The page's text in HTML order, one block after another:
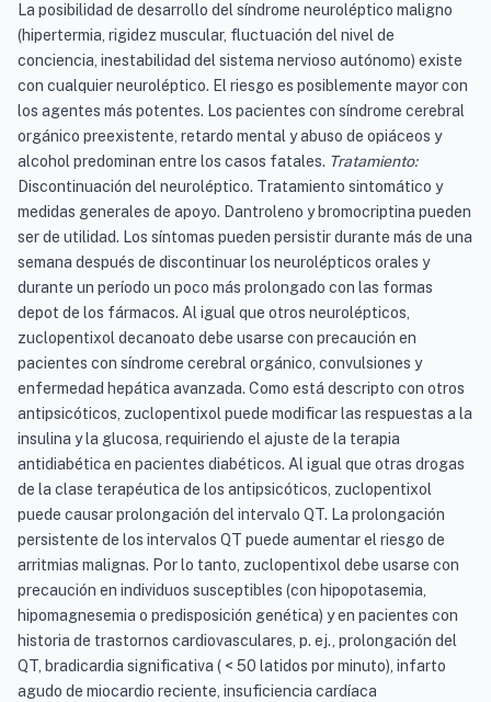
La posibilidad de desarrollo del síndrome neuroléptico maligno
(hipertermia, rigidez muscular, fluctuación del nivel de
conciencia, inestabilidad del sistema nervioso autónomo) existe
con cualquier neuroléptico. El riesgo es posiblemente mayor con
los agentes más potentes. Los pacientes con síndrome cerebral
orgánico preexistente, retardo mental y abuso de opiáceos y
alcohol predominan entre los casos fatales. Tratamiento:
Discontinuación del neuroléptico. Tratamiento sintomático y
medidas generales de apoyo. Dantroleno y bromocriptina pueden
ser de utilidad. Los síntomas pueden persistir durante más de una
semana después de discontinuar los neurolépticos orales y
durante un período un poco más prolongado con las formas
depot de los fármacos. Al igual que otros neurolépticos,
zuclopentixol decanoato debe usarse con precaución en
pacientes con síndrome cerebral orgánico, convulsiones y
enfermedad hepática avanzada. Como está descripto con otros
antipsicóticos, zuclopentixol puede modificar las respuestas a la
insulina y la glucosa, requiriendo el ajuste de la terapia
antidiabética en pacientes diabéticos. Al igual que otras drogas
de la clase terapéutica de los antipsicóticos, zuclopentixol
puede causar prolongación del intervalo QT. La prolongación
persistente de los intervalos QT puede aumentar el riesgo de
arritmias malignas. Por lo tanto, zuclopentixol debe usarse con
precaución en individuos susceptibles (con hipopotasemia,
hipomagnesemia o predisposición genética) y en pacientes con
historia de trastornos cardiovasculares, p. ej., prolongación del
QT, bradicardia significativa ( < 50 latidos por minuto), infarto
agudo de miocardio reciente, insuficiencia cardíaca